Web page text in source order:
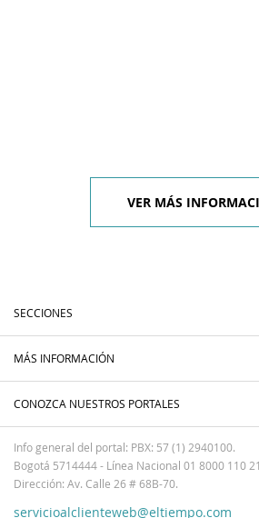
VER MÁS
SECCIONES
MÁS INFORMACIÓN
CONOZCA NUESTROS PORTALES
Info general del portal: PBX: 57 (1) 2940100.
Bogotá 5714444 - Línea Nacional 01 8000 110
Dirección: Av. Calle 26 # 68B-70.
servicioalclienteweb@eltiempo.com